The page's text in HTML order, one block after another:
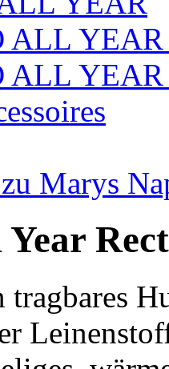
ALL
ALL
Marys
tragbares